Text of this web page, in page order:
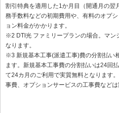
割引特典を適用した1か月目（開通月の翌
務手数料などの初期費用や、有料のオプ
ョン料金がかかります。
※2 DTI光 ファミリープランの場合。マン
なります。
※3 新規基本工事(派遣工事)費の分割払い
ます。新規基本工事費の分割払いは24回
て24カ月のご利用で実質無料となります
事費、オプションサービスの工事費などは